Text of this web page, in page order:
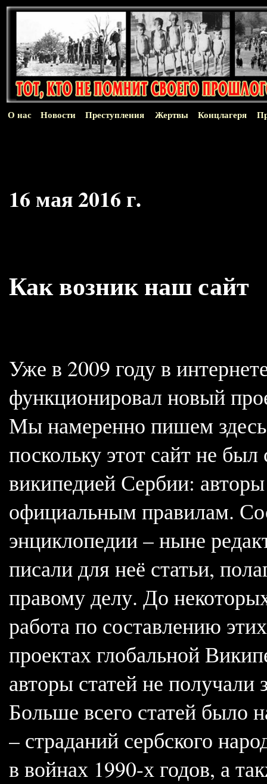
О нас Новости Преступления Жертвы Концлагеря
16 мая 2016 г.
Как возник наш сайт
Уже в 2009 году в
функционировал новый
Мы намеренно пишем здесь
поскольку этот сайт не
википедией Сербии:
официальным правилам.
энциклопедии – ныне
писали для неё статьи,
правому делу. До
работа по составлению
проектах глобальной
авторы статей не получали
Больше всего статей было
– страданий сербского
в войнах 1990-х годов, а